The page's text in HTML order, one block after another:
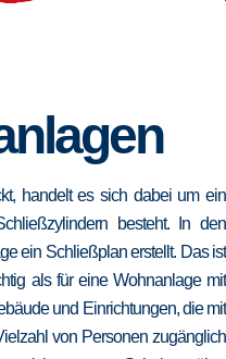
handelt es sich dabei um ein
besteht. In den
ein Schließplan erstellt. Das ist
als für eine Wohnanlage mit
und Einrichtungen, die mit
von Personen zugänglich